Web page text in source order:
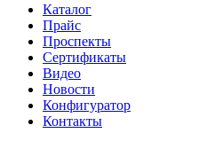
Каталог
Прайс
Проспекты
Сертификаты
Видео
Новости
Конфигуратор
Контакты